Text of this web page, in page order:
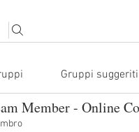
Gruppi suggeriti
Member - Online